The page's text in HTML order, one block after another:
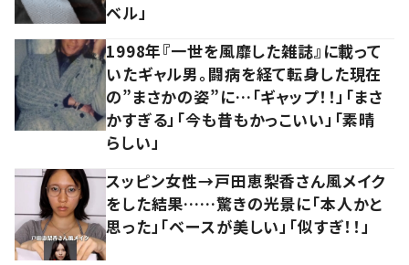
ベル」
1998年『一世を風靡した雑誌』に載って
いたギャル男。闘病を経て転身した現在
の”まさかの姿”に…「ギャップ！！」「まさ
かすぎる」「今も昔もかっこいい」「素晴
らしい」
スッピン女性→戸田恵梨香さん風メイク
をした結果……驚きの光景に「本人かと
思った」「ベースが美しい」「似すぎ！！」